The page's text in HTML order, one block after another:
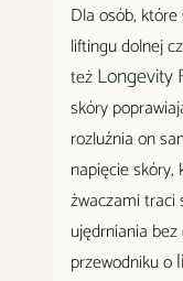
Dla osób,
liftingu dolnej
teżLongevity
skóry
rozluźnia on
napięcie
żwaczami traci
ujędrniania
przewodniku o